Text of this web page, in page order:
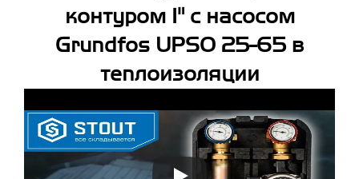
контуром 1" с насосом
Grundfos UPSO 25-65 в
теплоизоляции